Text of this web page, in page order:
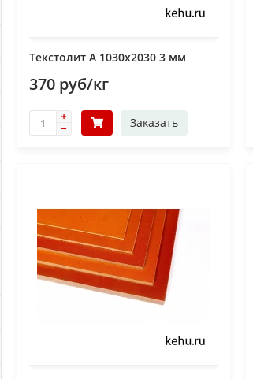
Текстолит А 1030х2030 3 мм
370 руб/кг
Заказать